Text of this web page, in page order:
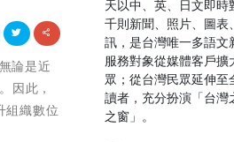
論是近
因此，
組織數位
天以中、英、日文即時
千則新聞、照片、圖表
訊，是台灣唯一多語文
服務對象從媒體客戶擴
眾；從台灣民眾延伸至
讀者，充分扮演「台灣
之窗」。